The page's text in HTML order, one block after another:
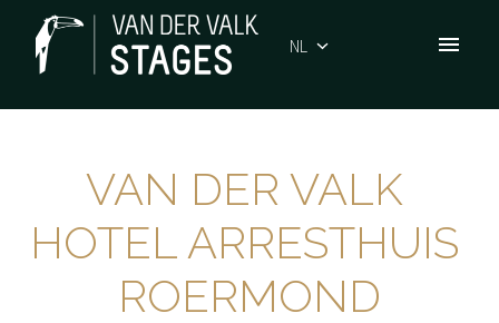
Overslaan
contentHomepagina NL
VAN DER VALK
HOTEL ARRESTHUIS
ROERMOND